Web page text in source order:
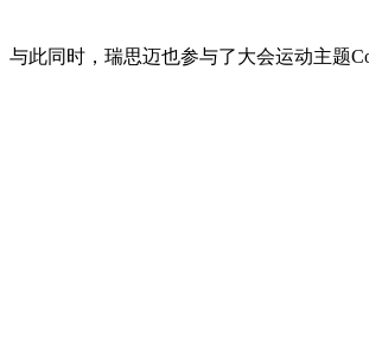
与此同时，瑞思迈也参与了大会运动主题